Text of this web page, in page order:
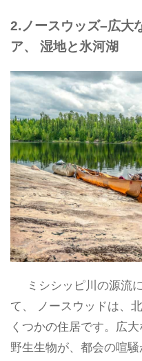
2.ノースウッズ–広大
ア、 湿地と氷河湖
ミシシッピ川の源流
て、 ノースウッドは、
くつかの住居です。広
野生生物が、都会の喧